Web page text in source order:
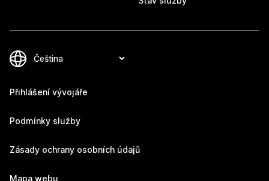
Přihlášení vývojáře
Podmínky služby
Zásady ochrany osobních údajů
Mapa webu